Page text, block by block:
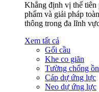
Khẳng định vị thế tiên
phẩm và giải pháp
thông trong đa lĩnh
Xem tất cả
Gối cầu
Khe co giãn
Tường chống ồn
Cáp dự ứng lực
Neo dự ứng lực